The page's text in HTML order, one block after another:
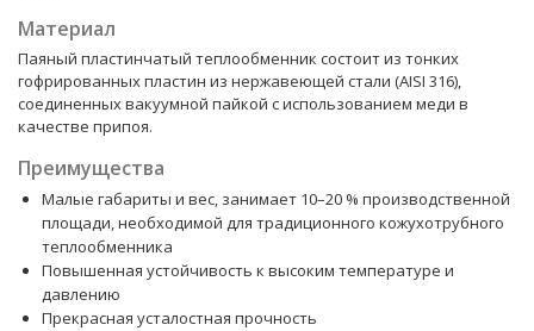
Материал
Паяный пластинчатый теплообменник состоит из тонких
гофрированных пластин из нержавеющей стали (AISI 316),
соединенных вакуумной пайкой с использованием меди в
качестве припоя.
Преимущества
Малые габариты и вес, занимает 10–20 % производственной
площади, необходимой для традиционного кожухотрубного
теплообменника
Повышенная устойчивость к высоким температуре и
давлению
Прекрасная усталостная прочность